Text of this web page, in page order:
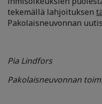
tekemällä lahjoituksen
Pakolaisneuvonnan
Pia Lindfors
Pakolaisneuvonnan